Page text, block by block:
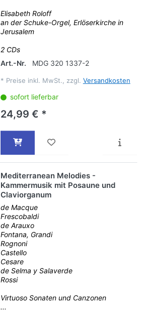
Elisabeth Roloff
an der Schuke-Orgel, Erlöserkirche in
Jerusalem
2 CDs
Art.-Nr.
MDG 320 1337-2
* Preise inkl. MwSt., zzgl. Versandkosten
sofort lieferbar
24,99 € *
Mediterranean Melodies -
Kammermusik mit Posaune und
Claviorganum
de Macque
Frescobaldi
de Arauxo
Fontana, Grandi
Rognoni
Castello
Cesare
de Selma y Salaverde
Rossi
Virtuoso Sonaten und Canzonen
...